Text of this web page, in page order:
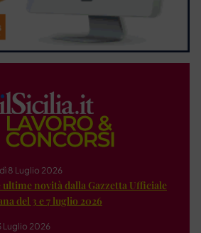
8 Luglio 2026
ultime novità dalla Gazzetta Ufficiale
del 3 e 7 luglio 2026
Luglio 2026